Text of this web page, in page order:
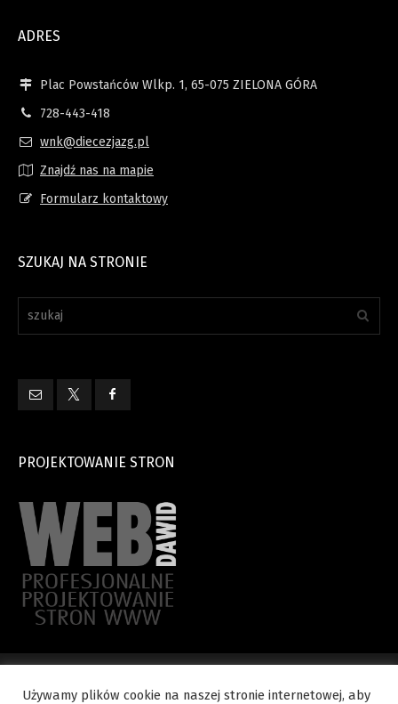
ADRES
Plac Powstańców Wlkp. 1, 65-075 ZIELONA GÓRA
728-443-418
wnk@diecezjazg.pl
Znajdź nas na mapie
Formularz kontaktowy
SZUKAJ NA STRONIE
PROJEKTOWANIE STRON
Używamy plików cookie na naszej stronie internetowej, aby